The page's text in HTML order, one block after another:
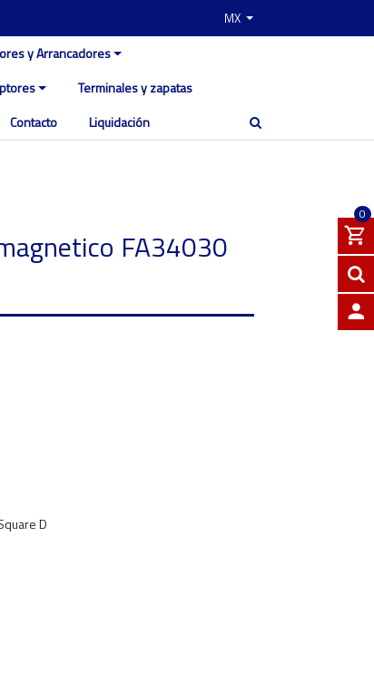
MX
y Arrancadores
Terminales y zapatas
Contacto Liquidación
0
FA34030
D